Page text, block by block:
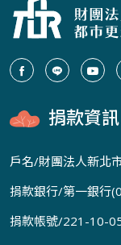
捐款資訊
戶名/財團法人新北
捐款銀行/第一銀行
捐款帳號/221-10-